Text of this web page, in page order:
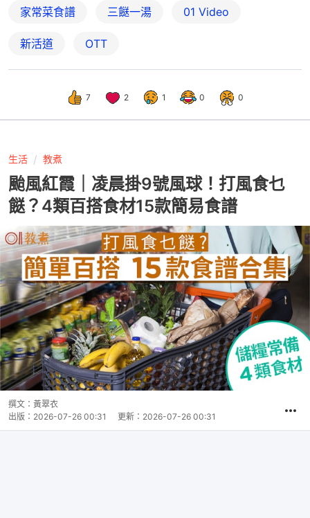
家常菜食譜 三餸一湯 01 Video
新活道 OTT
7 2 1 0 0
生活 教煮
颱風紅霞｜凌晨掛9號風球！打風食乜
餸？4類百搭食材15款簡易食譜
撰文： 黃翠衣
出版： 2026-07-26 00:31 更新： 2026-07-26 00:31